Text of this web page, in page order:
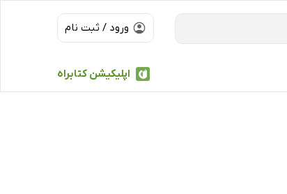
ورود / ثبت نام
اپلیکیشن کتابراه